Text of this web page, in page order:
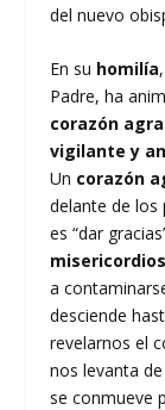
del nuevo
En su homilía
Padre, ha
corazón
vigilante y
Un corazón
delante de los
es “dar
a
desciende
revelarnos el
nos levanta
se conmueve